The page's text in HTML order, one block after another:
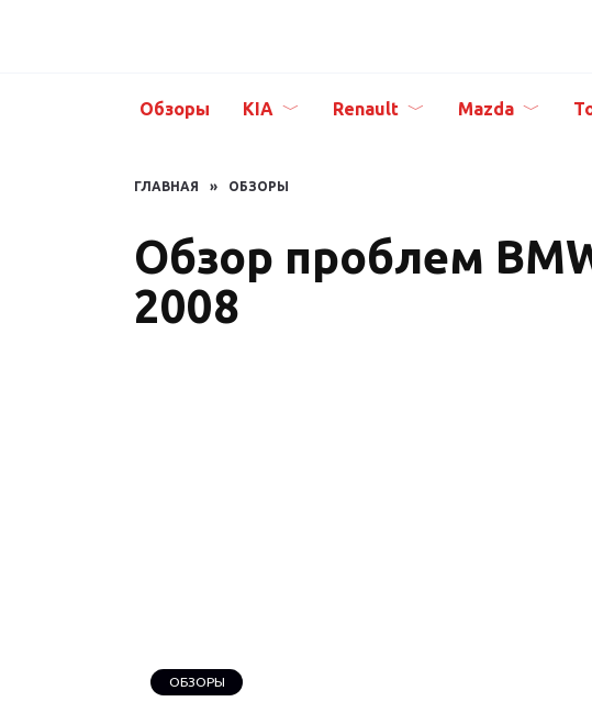
Обзоры KIA Renault Mazda
ГЛАВНАЯ » ОБЗОРЫ
Обзор проблем
2008
ОБЗОРЫ